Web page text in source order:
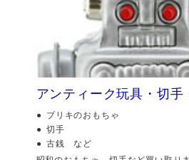
アンティーク玩具・切手
ブリキのおもちゃ
切手
古銭 など